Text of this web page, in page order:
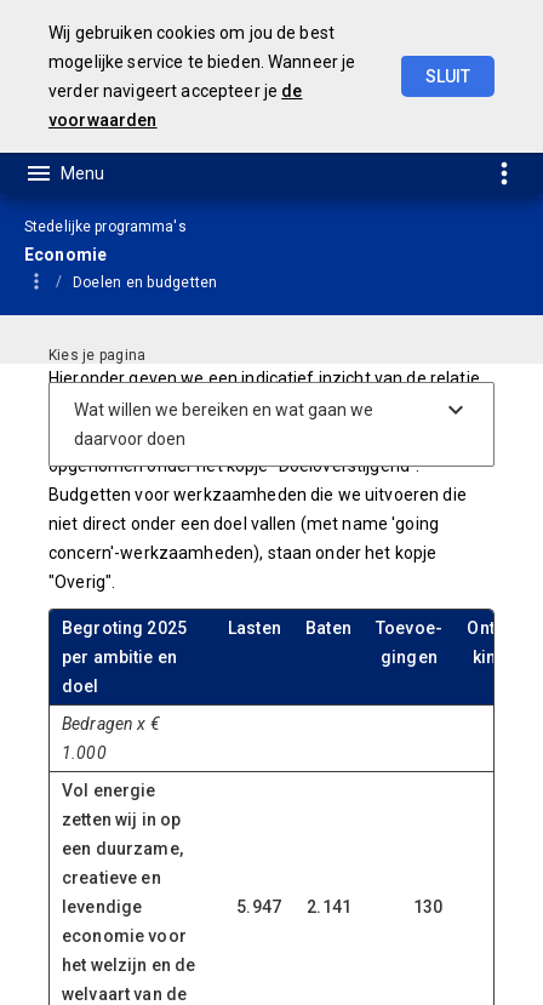
Wij gebruiken cookies om jou de best
mogelijke service te bieden. Wanneer je
verder navigeert accepteer je de
voorwaarden
SLUIT
Stedelijke programma's
Economie
Doelen en budgetten
Hieronder geven we een indicatief inzicht van de relatie
tussen doelen en budgetten. Budgetten die betrekking
hebben op meerdere doelen (bijvoorbeeld formatie), zijn
opgenomen onder het kopje "Doeloverstijgend".
Budgetten voor werkzaamheden die we uitvoeren die
niet direct onder een doel vallen (met name 'going
concern'-werkzaamheden), staan onder het kopje
"Overig".
Begroting 2025
per ambitie en
doel
Lasten Baten
Toevoe-
gingen
Onttrek-
kingen
Bedragen x €
1.000
Vol energie
zetten wij in op
een duurzame,
creatieve en
levendige
economie voor
het welzijn en de
welvaart van de
5.947 2.141 130